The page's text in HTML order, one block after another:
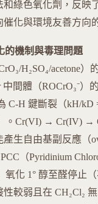
和綠色氧化劑，反映
催化與環境友善方向
的機制與毒理問題
H₂SO₄/acetone）
中間體（ROCrO₃⁻）
C-H 鍵斷裂（kH/kD
。Cr(VI) → Cr(IV) →
產生自由基副反應（
（Pyridinium
氧化 1° 醇至醛停止
性較弱且在 CH₂Cl₂